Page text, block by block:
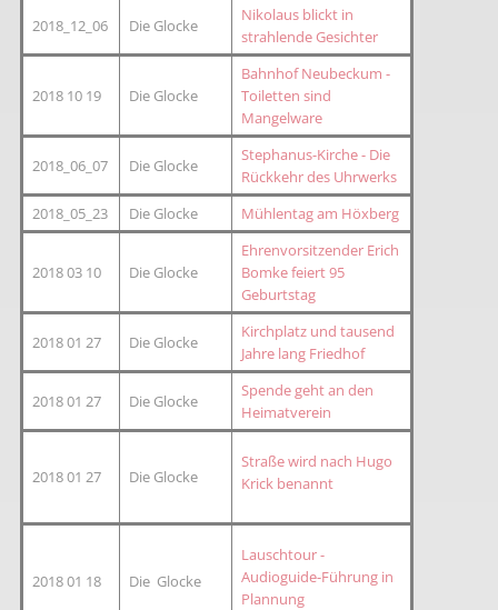
2018_12_06 Die Glocke
Nikolaus blickt in
strahlende Gesichter
2018 10 19 Die Glocke
Bahnhof Neubeckum -
Toiletten sind
Mangelware
2018_06_07 Die Glocke
Stephanus-Kirche - Die
Rückkehr des Uhrwerks
2018_05_23
Die Glocke Mühlentag am Höxberg
2018 03 10 Die Glocke
Ehrenvorsitzender Erich
Bomke feiert 95
Geburtstag
2018 01 27 Die Glocke
Kirchplatz und tausend
Jahre lang Friedhof
2018 01 27 Die Glocke
Spende geht an den
Heimatverein
2018 01 27 Die Glocke
Straße wird nach Hugo
Krick benannt
2018 01 18 Die Glocke
Lauschtour -
Audioguide-Führung in
Plannung